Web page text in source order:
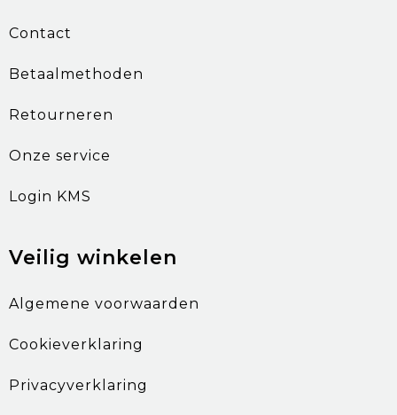
Contact
Betaalmethoden
Retourneren
Onze service
Login KMS
Veilig winkelen
Algemene voorwaarden
Cookieverklaring
Privacyverklaring